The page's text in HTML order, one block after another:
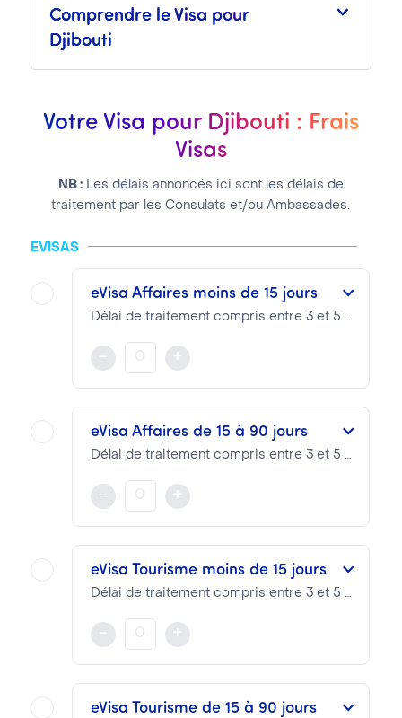
Comprendre le Visa pour
Djibouti
Votre Visa pour Djibouti : Frais
Visas
NB :Les délais annoncés ici sont les délais de
traitement par les Consulats et/ou Ambassades.
EVISAS
eVisa Affaires moins de 15 jours
Délai de traitement compris entre 3 et 5 jours
Les Frais Visa se décomposent en :
Frais Prestation VTI :73.04€
- +
eVisa Affaires de 15 à 90 jours
Délai de traitement compris entre 3 et 5 jours
Les Frais Visa se décomposent en :
Frais Prestation VTI :73.04€
- +
eVisa Tourisme moins de 15 jours
Délai de traitement compris entre 3 et 5 jours
Les Frais Visa se décomposent en :
- +
eVisa Tourisme de 15 à 90 jours